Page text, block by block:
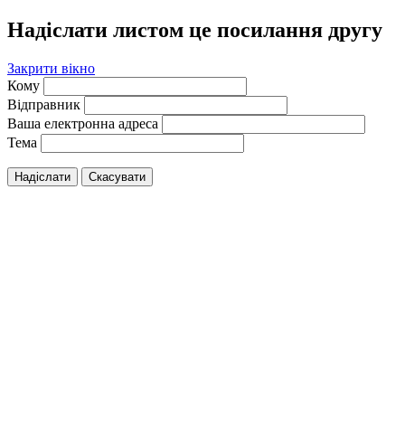
Надіслати листом це посилання другу
Закрити вікно
Кому
Відправник
Ваша електронна адреса
Тема
Надіслати Скасувати